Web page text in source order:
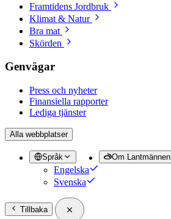
Framtidens Jordbruk
Klimat & Natur
Bra mat
Skörden
Genvägar
Press och nyheter
Finansiella rapporter
Lediga tjänster
Alla webbplatser
Språk
Engelska
Svenska
Om Lantmännen
Tillbaka